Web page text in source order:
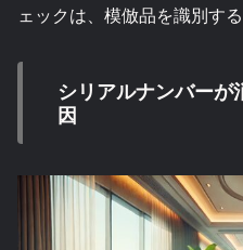
ェックは、模倣品を識別す
シリアルナンバー
因